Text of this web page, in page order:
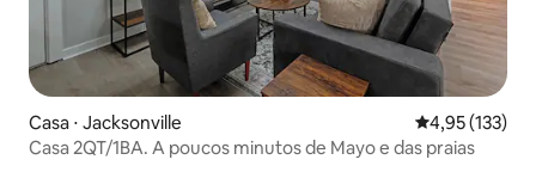
Casa ⋅ Jacksonville 4,95 de uma
4,95 (133)
Casa 2QT/1BA. A poucos minutos de Mayo e das praias